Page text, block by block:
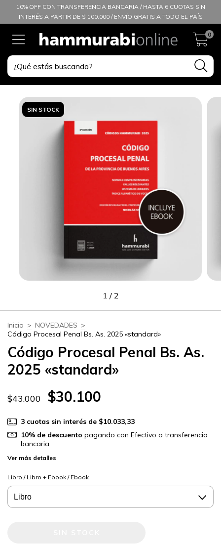
10% OFF CON TRANSFERENCIA BANCARIA / HASTA 6 CUOTAS SIN
INTERÉS A PARTIR DE $ 100.000 / ENVÍO GRATIS A TODO EL PAÍS
0
SIN STOCK
1 / 2
Inicio > NOVEDADES >
Código Procesal Penal Bs. As. 2025 «standard»
Código Procesal Penal Bs. As.
2025 «standard»
$43.000 $30.100
3 cuotas sin interés de $10.033,33
10% de descuento pagando con Efectivo o transferencia
bancaria
Ver más detalles
Libro / Libro + Ebook / Ebook